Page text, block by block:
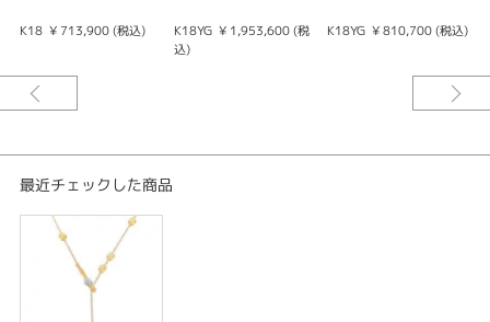
備え、バネのように開閉し、ネックレスを異なる長さに調整することで、さ
まざまな装い方を可能にします。 クラスプを端の方にあるブールのひとつに
ふれるハイネックな着け方を選ぶかは、あなた次第です。 あらゆる装いにも
しっくりとくる、軽やかで万能のジュエリーです。
K18 ¥ 713,900 (税込) K18YG ¥ 1,953,600 (税
込)
K18YG ¥ 810,700 (税込)
最近チェックした商品